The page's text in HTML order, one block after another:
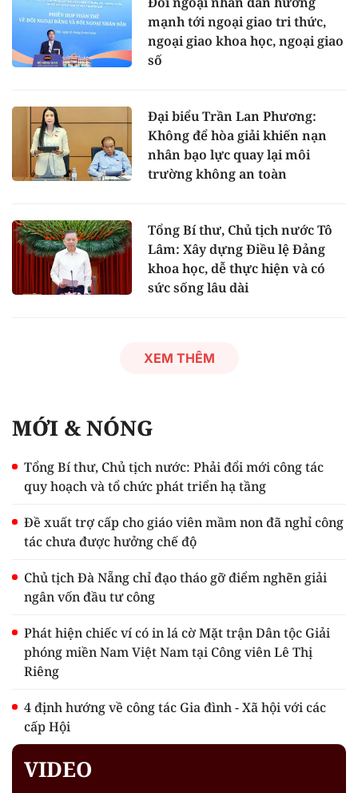
mạnh tới ngoại giao tri thức,
ngoại giao khoa học, ngoại giao
số
Đại biểu Trần Lan Phương:
Không để hòa giải khiến nạn
nhân bạo lực quay lại môi
trường không an toàn
Tổng Bí thư, Chủ tịch nước Tô
Lâm: Xây dựng Điều lệ Đảng
khoa học, dễ thực hiện và có
sức sống lâu dài
XEM THÊM
MỚI & NÓNG
Tổng Bí thư, Chủ tịch nước: Phải đổi mới công tác
quy hoạch và tổ chức phát triển hạ tầng
Đề xuất trợ cấp cho giáo viên mầm non đã nghỉ công
tác chưa được hưởng chế độ
Chủ tịch Đà Nẵng chỉ đạo tháo gỡ điểm nghẽn giải
ngân vốn đầu tư công
Phát hiện chiếc ví có in lá cờ Mặt trận Dân tộc Giải
phóng miền Nam Việt Nam tại Công viên Lê Thị
Riêng
4 định hướng về công tác Gia đình - Xã hội với các
cấp Hội
VIDEO